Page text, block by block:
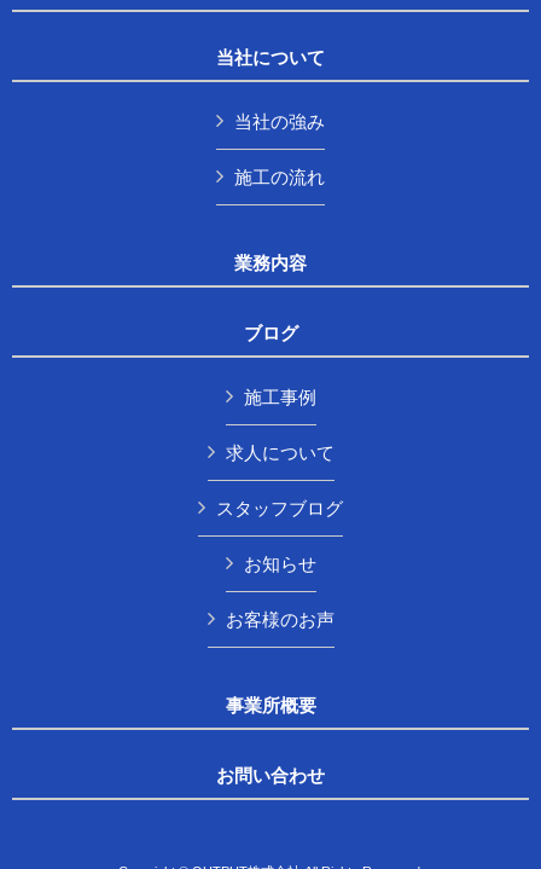
当社について
当社の強み
施工の流れ
業務内容
ブログ
施工事例
求人について
スタッフブログ
お知らせ
お客様のお声
事業所概要
お問い合わせ